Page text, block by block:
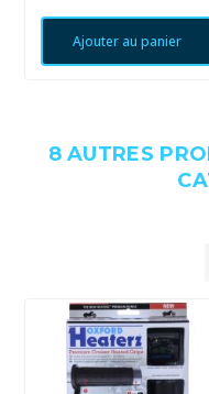
Ajouter au panier
8 AUTRES